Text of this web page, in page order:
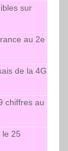
sur
au 2e
de la 4G
chiffres au
le 25